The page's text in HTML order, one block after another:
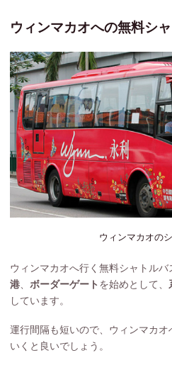
ウィンマカオへの無料シ
ウィンマカオの
ウィンマカオへ行く無料シャトルバ
港、 ボーダーゲート を始めとして、
しています。
運行間隔も短いので、ウィンマカ
いくと良いでしょう。